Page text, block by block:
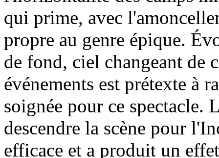
qui prime, avec
propre au genre épique.
de fond, ciel changeant de
événements est prétexte à
soignée pour ce spectacle.
descendre la scène pour
efficace et a produit un